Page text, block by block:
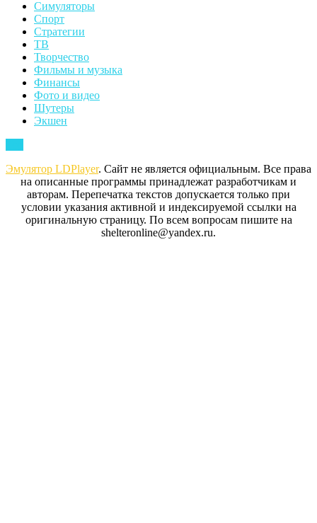
Симуляторы
Спорт
Стратегии
ТВ
Творчество
Фильмы и музыка
Финансы
Фото и видео
Шутеры
Экшен
Top
Эмулятор LDPlayer. Сайт не является официальным. Все права
на описанные программы принадлежат разработчикам и
авторам. Перепечатка текстов допускается только при
условии указания активной и индексируемой ссылки на
оригинальную страницу. По всем вопросам пишите на
shelteronline@yandex.ru.